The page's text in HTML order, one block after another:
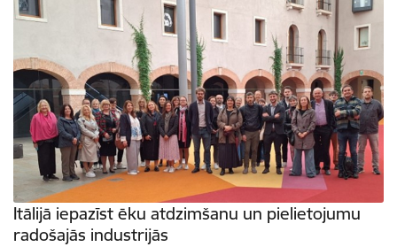
Itālijā iepazīst ēku atdzimšanu un pielietojumu
radošajās industrijās